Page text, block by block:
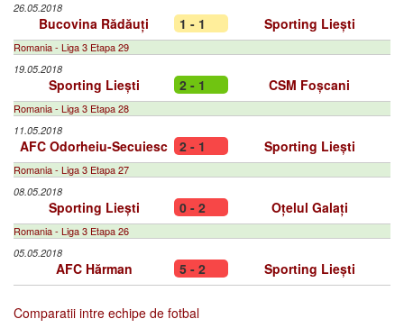
26.05.2018
Bucovina Rădăuți 1 - 1 Sporting Liești
Romania - Liga 3 Etapa 29
19.05.2018
Sporting Liești 2 - 1 CSM Foșcani
Romania - Liga 3 Etapa 28
11.05.2018
AFC Odorheiu-Secuiesc 2 - 1 Sporting Liești
Romania - Liga 3 Etapa 27
08.05.2018
Sporting Liești 0 - 2 Oțelul Galați
Romania - Liga 3 Etapa 26
05.05.2018
AFC Hărman 5 - 2 Sporting Liești
Comparatii intre echipe de fotbal